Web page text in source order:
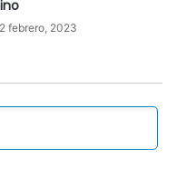
febrero, 2023